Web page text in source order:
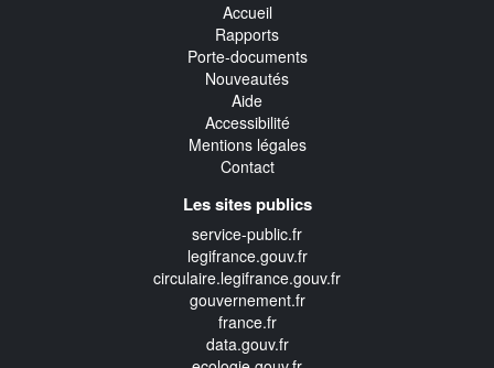
Accueil
Rapports
Porte-documents
Nouveautés
Aide
Accessibilité
Mentions légales
Contact
Les sites publics
service-public.fr
legifrance.gouv.fr
circulaire.legifrance.gouv.fr
gouvernement.fr
france.fr
data.gouv.fr